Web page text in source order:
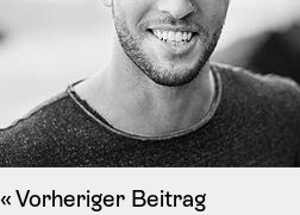
Vorheriger Beitrag